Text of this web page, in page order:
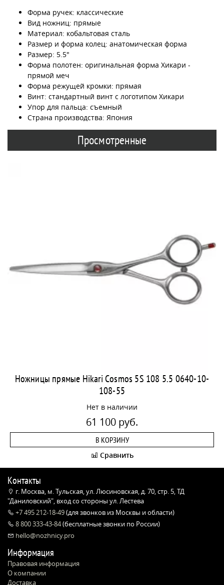
Форма ручек: классические
Вид ножниц: прямые
Материал: кобальтовая сталь
Размер и форма колец: анатомическая форма
Размер: 5.5"
Форма полотен: оригинальная форма Хикари -
прямой меч
Форма режущей кромки: прямая
Винт: стандартный винт с логотипом Хикари
Упор для пальца: съемный
Страна производства: Япония
Просмотренные
Ножницы прямые Hikari Cosmos 5S 108 5.5 0640-10-
108-55
Нет в наличии
61 100 руб.
В КОРЗИНУ
Сравнить
Контакты
г. Москва, м. Тульская, ул. Люсиновская, д. 70, стр. 5, ТД
"Даниловский", вход со стороны ул. Лестева
+7 495 212-18-49(для звонков из Москвы и области)
8 800 333-43-84(бесплатные звонки по России)
hello@nozhnicy.pro
Информация
Правовая информация
О компании
Доставка